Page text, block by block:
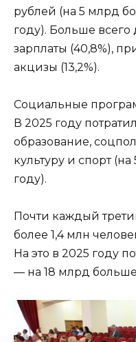
рублей (на 5 млрд
году). Больше всего
зарплаты (40,8%),
акцизы (13,2%).
Социальные
В 2025 году
образование,
культуру и спорт
году).
Почти каждый
более 1,4 млн
На это в 2025 году
— на 18 млрд